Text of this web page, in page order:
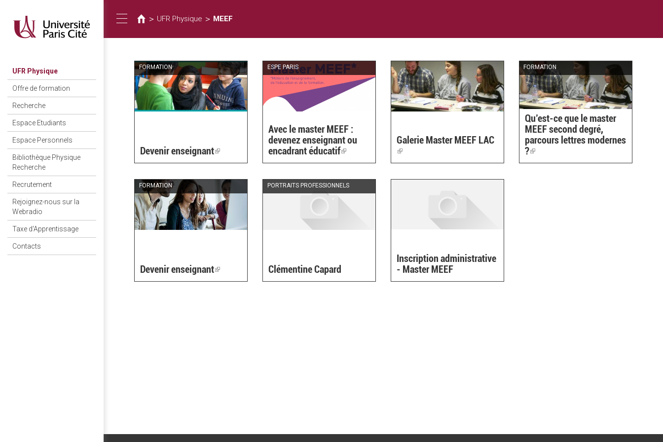
main
content
UFR Physique
Offre de formation
Recherche
Espace Etudiants
Espace Personnels
Bibliothèque Physique
Recherche
Recrutement
Rejoignez-nous sur la
Webradio
Taxe d'Apprentissage
Contacts
Toggle
navigation
are
here
> UFR Physique > MEEF
FORMATION
Devenir enseignant(link
is
ESPE PARIS
Avec le master MEEF :
devenez enseignant ou
encadrant éducatif(link
is
Galerie Master MEEF LAC
(link
is
FORMATION
Qu’est-ce que le master
MEEF second degré,
parcours lettres modernes
?(link
is
FORMATION
Devenir enseignant(link
is
PORTRAITS PROFESSIONNELS
Clémentine Capard
Inscription administrative
- Master MEEF